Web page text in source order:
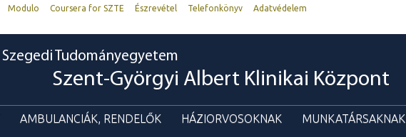
Modulo Coursera for SZTE Észrevétel Telefonkönyv
Adatvédelem
Szegedi Tudományegyetem
Szent-Györgyi Albert Klinikai Központ
AMBULANCIÁK, RENDELŐK HÁZIORVOSOKNAK MUNKATÁRSAKNAK